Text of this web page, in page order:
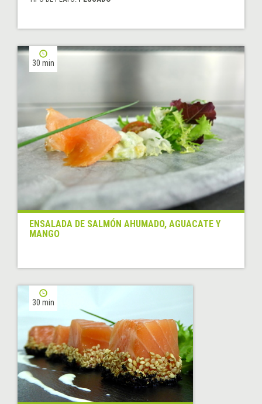
30 min
ENSALADA DE SALMÓN AHUMADO, AGUACATE Y
MANGO
30 min